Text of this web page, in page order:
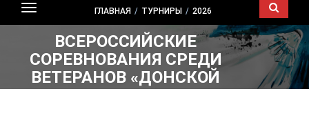
Показать/
скрыть
навигацию
ГЛАВНАЯ / ТУРНИРЫ / 2026
ВСЕРОССИЙСКИЕ
СОРЕВНОВАНИЯ СРЕДИ
ВЕТЕРАНОВ «ДОНСКОЙ
ВОЛАН»